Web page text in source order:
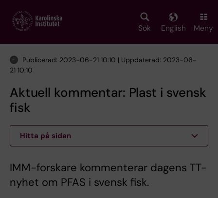
main
Sök English Meny
Publicerad: 2023-06-21 10:10 | Uppdaterad: 2023-06-
21 10:10
Aktuell kommentar: Plast i svensk
fisk
Hitta på sidan
IMM-forskare kommenterar dagens TT-
nyhet om PFAS i svensk fisk.